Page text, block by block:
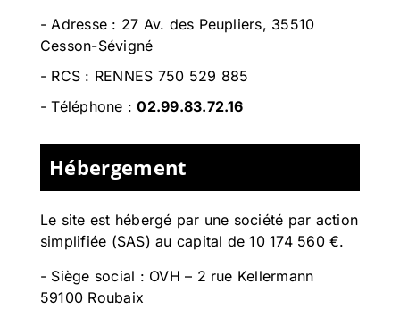
-Adresse : 27 Av. des Peupliers, 35510
Cesson-Sévigné
- RCS : RENNES 750 529 885
- Téléphone :02.99.83.72.16
Hébergement
Le site est hébergé par une société par action
simplifiée (SAS) au capital de 10 174 560 €.
- Siège social : OVH – 2 rue Kellermann
59100 Roubaix